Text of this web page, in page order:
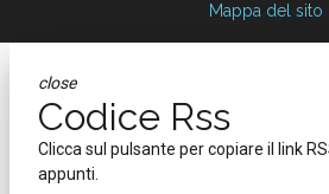
Mappa del sito
close
Codice Rss
Clicca sul pulsante per copiare il link
appunti.